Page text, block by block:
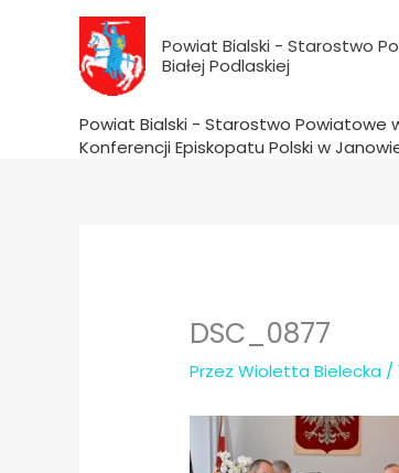
Powiat Bialski - Starostwo
Białej Podlaskiej
Powiat Bialski - Starostwo Powiatowe
Konferencji Episkopatu Polski w
DSC_0877
PrzezWioletta Bielecka /